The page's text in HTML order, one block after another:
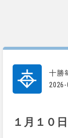
十勝
１月１０